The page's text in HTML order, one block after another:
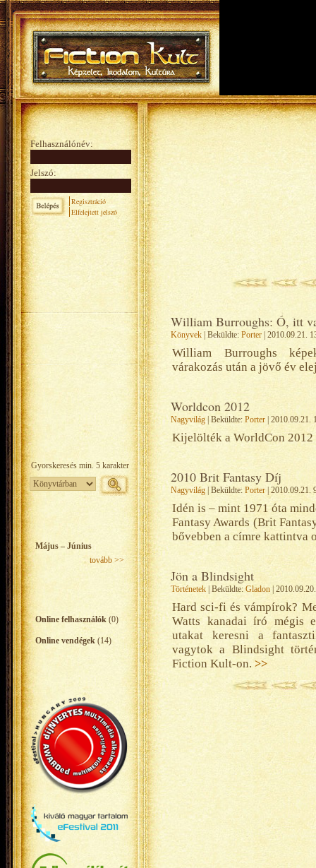
Felhasználónév:
Jelszó:
Regisztráció
Elfelejtett jelszó
Május – Június
tovább >>
Online felhasználók (0)
Online vendégek (14)
William Burroughs: Ó, itt
Könyvek | Beküldte: Porter | 2010.09.21.
William Burroughs
várakozás után a jövő év
Worldcon 2012
Nagyvilág | Beküldte: Porter | 2010.09.21.
Kijelölték a WorldCon
2010 Brit Fantasy Díj
Nagyvilág | Beküldte: Porter | 2010.09.21.
Idén is – mint 1971 óta
Fantasy Awards (Brit
bővebben a címre kattintva
Jön a Blindsight
Történetek | Beküldte: Gladon |
Hard sci-fi és vámpírok?
Watts kanadai író mégis
utakat keresni a
vagytok a Blindsight
Fiction Kult-on. >>